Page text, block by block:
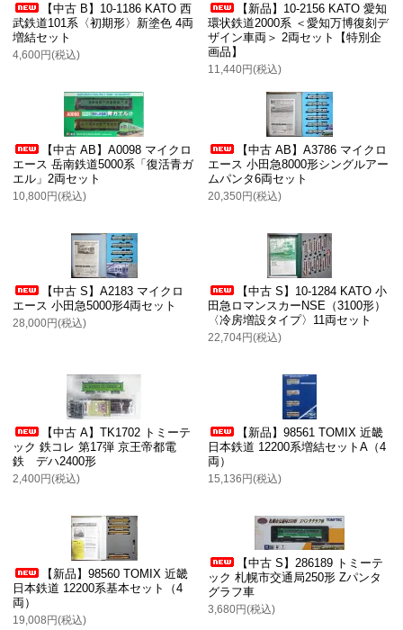
【中古 B】10-1186 KATO 西
武鉄道101系〈初期形〉新塗色 4両
増結セット
4,600円(税込)
【新品】10-2156 KATO 愛知
環状鉄道2000系 ＜愛知万博復刻デ
ザイン車両＞ 2両セット【特別企
画品】
11,440円(税込)
【中古 AB】A0098 マイクロ
エース 岳南鉄道5000系「復活青ガ
エル」2両セット
10,800円(税込)
【中古 AB】A3786 マイクロ
エース 小田急8000形シングルアー
ムパンタ6両セット
20,350円(税込)
【中古 S】A2183 マイクロ
エース 小田急5000形4両セット
28,000円(税込)
【中古 S】10-1284 KATO 小
田急ロマンスカーNSE（3100形）
〈冷房増設タイプ〉11両セット
22,704円(税込)
【中古 A】TK1702 トミーテ
ック 鉄コレ 第17弾 京王帝都電
鉄 デハ2400形
2,400円(税込)
【新品】98561 TOMIX 近畿
日本鉄道 12200系増結セットA（4
両）
15,136円(税込)
【新品】98560 TOMIX 近畿
日本鉄道 12200系基本セット（4
両）
19,008円(税込)
【中古 S】286189 トミーテ
ック 札幌市交通局250形 Zパンタ
グラフ車
3,680円(税込)